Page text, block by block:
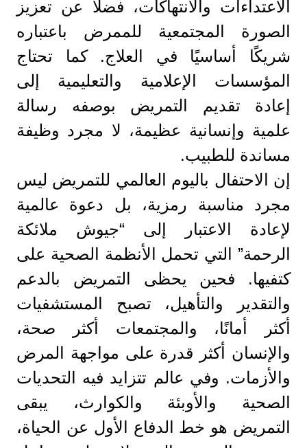
الاعتداءات والانتهاكات، فضلًا عن تعزيز
الصورة المجتمعية للممرض باعتباره
شريكًا أساسيًا في العلاج. كما تحتاج
المؤسسات الإعلامية والتعليمية إلى
إعادة تقديم التمريض بوصفه رسالة
علمية وإنسانية عظيمة، لا مجرد وظيفة
مساندة للطبيب.
إن الاحتفال باليوم العالمي للتمريض ليس
مجرد مناسبة رمزية، بل دعوة عالمية
لإعادة الاعتبار إلى “جيوش ملائكة
الرحمة” التي تحمل الأنظمة الصحية على
كتفيها. فحين يحظى التمريض بالدعم
والتقدير والتأهيل، تصبح المستشفيات
أكثر أمانًا، والمجتمعات أكثر صحة،
والإنسان أكثر قدرة على مواجهة المرض
والأزمات. وفي عالم تتزايد فيه التحديات
الصحية والأوبئة والكوارث، يبقى
التمريض هو خط الدفاع الأول عن الحياة،